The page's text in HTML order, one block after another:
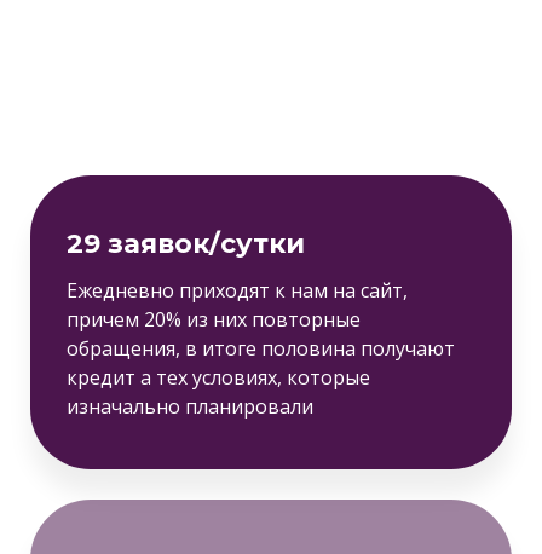
29 заявок/сутки
Ежедневно приходят к нам на сайт,
причем 20% из них повторные
обращения, в итоге половина получают
кредит а тех условиях, которые
изначально планировали